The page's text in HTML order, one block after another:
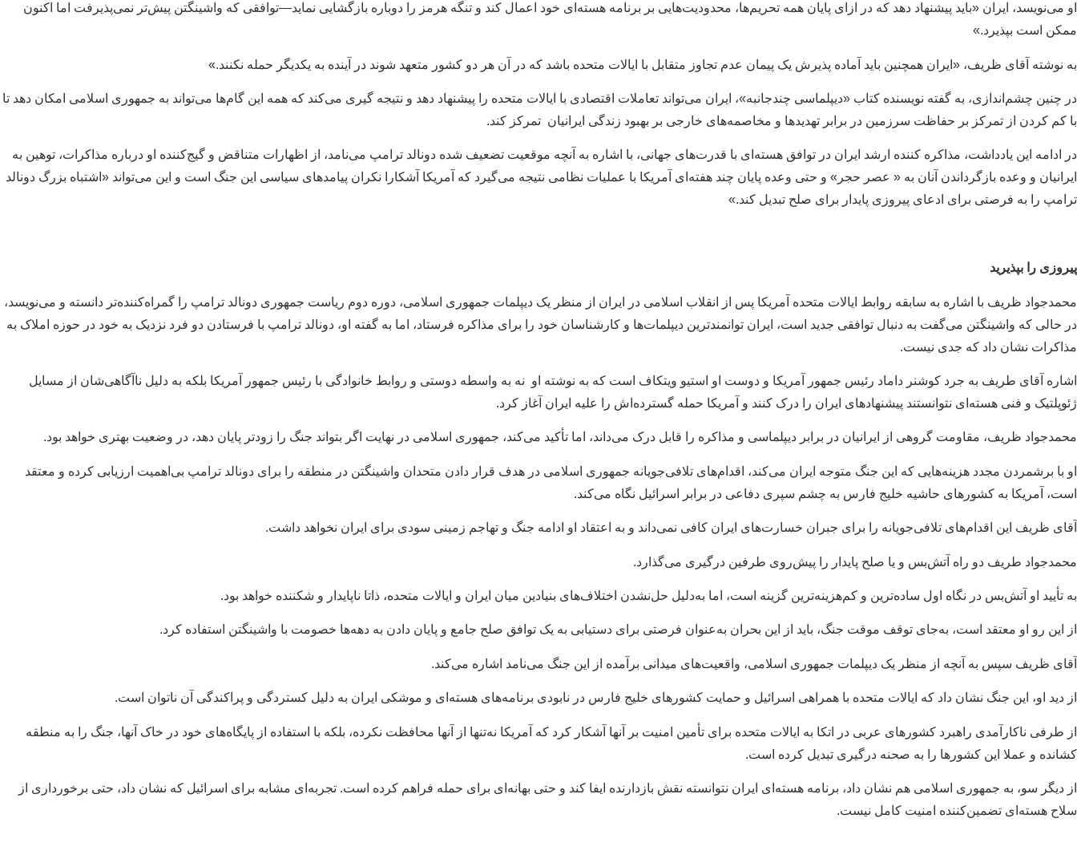
او می‌نویسد، ایران «باید پیشنهاد دهد که در ازای پایان همه تحریم‌ها، محدودیت‌هایی بر برنامه هسته‌ای خود اعمال کند و تنگه هرمز را دوباره بازگشایی نماید—توافقی که واشینگتن پیش‌تر نمی‌پذیرفت اما اکنون
ممکن است بپذیرد.»
به نوشته آقای ظریف، «ایران همچنین باید آماده پذیرش یک پیمان عدم تجاوز متقابل با ایالات متحده باشد که در آن هر دو کشور متعهد شوند در آینده به یکدیگر حمله نکنند.»
در چنین چشم‌اندازی، به گفته نویسنده کتاب «دیپلماسی چندجانبه»، ایران می‌تواند تعاملات اقتصادی با ایالات متحده را پیشنهاد دهد ‌و نتیجه گیری می‌کند که همه این گام‌ها می‌تواند به جمهوری اسلامی امکان دهد تا
با کم کردن از تمرکز بر حفاظت سرزمین در برابر تهدیدها و مخاصمه‌‌های خارجی بر بهبود زندگی ایرانیان تمرکز کند.
در ادامه این یادداشت، مذاکره کننده ارشد ایران در توافق هسته‌ای با قدرت‌های جهانی، با اشاره به آنچه موقعیت تضعیف شده دونالد ترامپ می‌نامد، از اظهارات متناقض و گیج‌کننده او درباره مذاکرات، توهین به
ایرانیان و وعده بازگرداندن آنان به « عصر حجر» و حتی وعده پایان‌ چند هفته‌ای آمریکا با عملیات نظامی نتیجه می‌گیرد که آمریکا آشکارا نکران پیامدهای سیاسی این جنگ است و این می‌تواند «اشتباه بزرگ دونالد
ترامپ را به فرصتی برای ادعای پیروزی پایدار برای صلح تبدیل کند.»
پیروزی را بپذیرید
محمدجواد ظریف با اشاره به سابقه روابط ایالات متحده آمریکا پس از انقلاب اسلامی در ایران از منظر یک دیپلمات جمهوری اسلامی، دوره دوم ریاست جمهوری دونالد ترامپ را گمراه‌کننده‌تر دانسته و می‌نویسد،
در حالی که واشینگتن می‌گفت به دنبال توافقی جدید است، ایران توانمندترین دیپلمات‌ها و کارشناسان خود را برای مذاکره فرستاد، اما به گفته او، دونالد ترامپ با فرستادن دو فرد نزدیک به خود در حوزه املاک به
مذاکرات نشان داد که جدی نیست.
اشاره آقای طریف به جرد کوشنر داماد رئیس جمهور آمریکا و دوست او‌ استیو ویتکاف است که به نوشته او نه به واسطه دوستی و روابط خانوادگی با رئیس جمهور آمریکا بلکه به دلیل نا‌آگاهی‌شان از مسایل
ژئوپلتیک و فنی هسته‌ای نتوانستند پیشنهادهای ایران را درک کنند و آمریکا حمله گسترده‌اش را علیه ایران آغاز کرد.
محمدجواد ظریف‌، مقاومت گروهی از ایرانیان در برابر دیپلماسی و مذاکره را قابل درک می‌داند، اما تأکید می‌کند، جمهوری اسلامی در نهایت اگر بتواند جنگ را زودتر پایان دهد، در وضعیت بهتری خواهد بود.
او با برشمردن مجدد هزینه‌هایی که این جنگ متوجه ایران می‌کند، اقدام‌های تلافی‌جویانه جمهوری اسلامی در هدف قرار دادن متحدان واشینگتن در منطقه را برای دونالد ترامپ بی‌اهمیت ارزیابی کرده و‌ معتقد
است، آمریکا به کشورهای حاشیه خلیج فارس به چشم سپری دفاعی در برابر اسرائیل نگاه می‌کند.
آقای ظریف این اقدام‌های تلافی‌جویانه را برای جبران خسارت‌های ایران کافی نمی‌داند و به اعتقاد او ادامه جنگ و تهاجم زمینی سودی برای ایران نخواهد داشت.
محمدجواد طریف دو راه آتش‌بس و یا صلح پایدار را پیش‌روی طرفین درگیری می‌گذارد.
به تأیید او آتش‌بس در نگاه اول ساده‌ترین و کم‌هزینه‌ترین گزینه است، اما به‌دلیل حل‌نشدن اختلاف‌های بنیادین میان ایران و ایالات متحده، ذاتا ناپایدار و شکننده خواهد بود.
از این رو او‌ معتقد است، به‌جای توقف موقت جنگ، باید از این بحران به‌عنوان فرصتی برای دستیابی به یک توافق صلح جامع و پایان دادن به دهه‌ها خصومت با واشینگتن استفاده کرد.
آقای ظریف سپس به آنچه از منظر یک دیپلمات جمهوری اسلامی، واقعیت‌های میدانی برآمده از این جنگ می‌نامد اشاره می‌کند.
از دید او‌، این جنگ نشان داد که ایالات متحده با همراهی اسرائیل و حمایت کشورهای خلیج فارس در نابودی برنامه‌های هسته‌ای و موشکی ایران به دلیل کستردگی و پراکندگی آن ناتوان است.
از طرفی ناکارآمدی راهبرد کشورهای عربی در اتکا به ایالات متحده برای تأمین امنیت بر آنها آشکار کرد که آمریکا نه‌تنها از آنها محافظت نکرده، بلکه با استفاده از پایگاه‌های خود در خاک آنها، جنگ را به منطقه
کشانده و عملا این کشورها را به صحنه درگیری تبدیل کرده است.
از دیگر سو، به جمهوری اسلامی هم نشان داد، برنامه هسته‌ای ایران نتوانسته نقش بازدارنده ایفا کند و حتی بهانه‌ای برای حمله فراهم کرده است. تجربه‌ای مشابه برای اسرائیل که نشان داد، حتی برخورداری از
سلاح هسته‌ای تضمین‌کننده امنیت کامل نیست.